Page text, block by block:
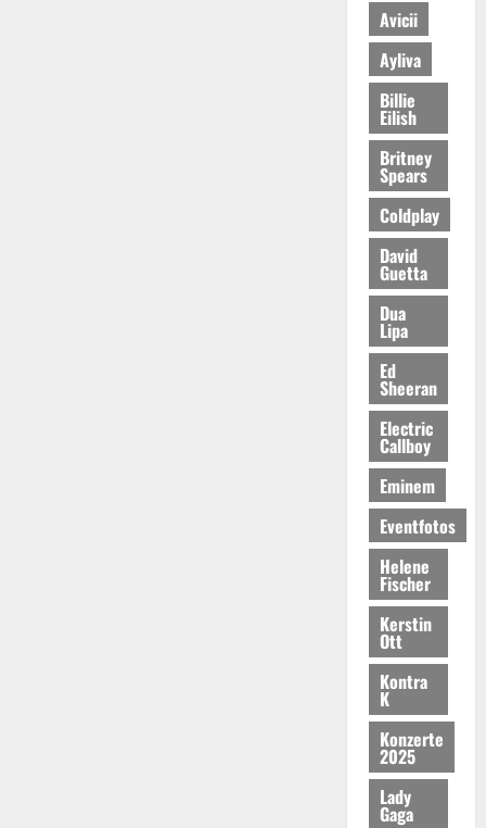
Avicii
Ayliva
Billie
Eilish
Britney
Spears
Coldplay
David
Guetta
Dua
Lipa
Ed
Sheeran
Electric
Callboy
Eminem
Eventfotos
Helene
Fischer
Kerstin
Ott
Kontra
K
Konzerte
2025
Lady
Gaga